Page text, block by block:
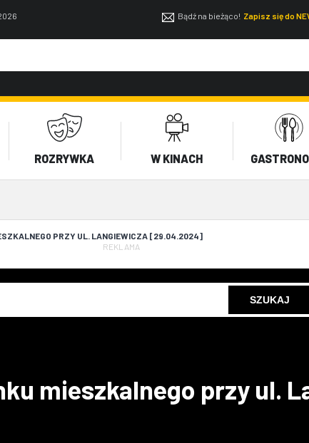
Bądź na bieżąco! Zapisz się do
ROZRYWKA W KINACH
PRZY UL. LANGIEWICZA [29.04.2024]
REKLAMA
mieszkalnego przy ul.